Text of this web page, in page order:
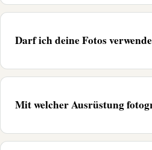
Darf ich deine Fotos
Mit welcher Ausrüstung